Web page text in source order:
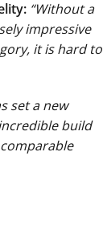
“Without a
impressive
it is hard to
set a new
build